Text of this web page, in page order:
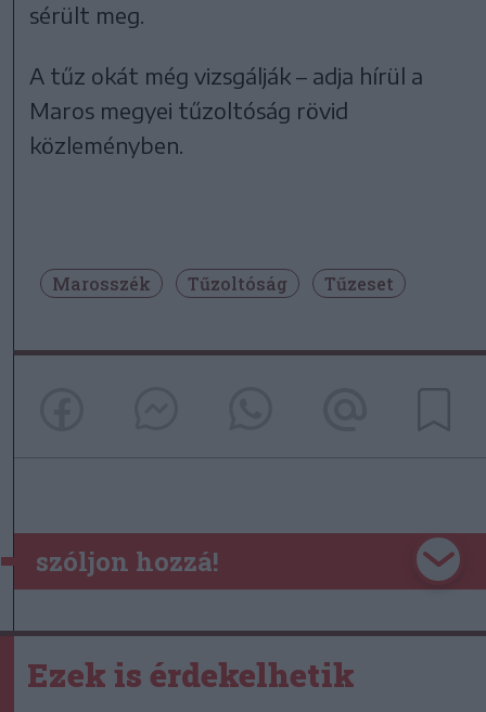
sérült meg.
A tűz okát még vizsgálják – adja hírül a
Maros megyei tűzoltóság rövid
közleményben.
Marosszék Tűzoltóság Tűzeset
szóljon hozzá!
Ezek is érdekelhetik